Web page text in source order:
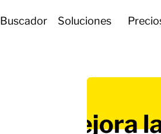
Buscador Soluciones